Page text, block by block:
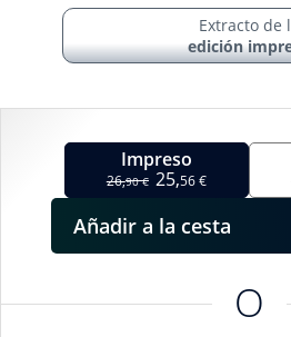
Impreso
26,90 € 25,56 €
O
Añadir a la cesta
Extracto de
edición